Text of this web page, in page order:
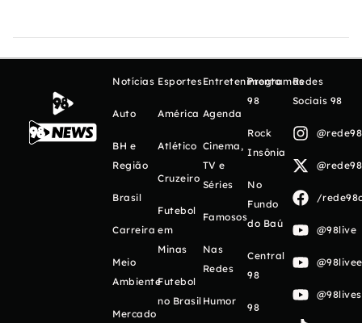
Notícias
Auto
BH e
Região
Brasil
Carreira
Meio
Ambiente
Mercado
Esportes
América
Atlético
Cruzeiro
Futebol
em
Minas
Futebol
no Brasil
Entretenimento
Agenda
Cinema,
TV e
Séries
Famosos
Nas
Redes
Humor
Programas
98
Rock
Insônia
No
Fundo
do Baú
Central
98
98
Redes
Sociais 98
/
@98live